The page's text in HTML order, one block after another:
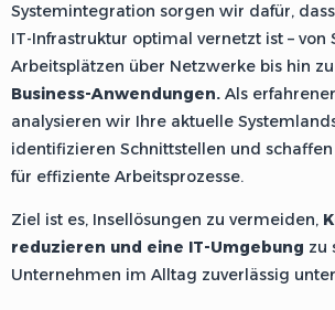
Systemintegration sorgen wir dafür,
IT-Infrastruktur optimal vernetzt ist – von
Arbeitsplätzen über Netzwerke bis hin
Business-Anwendungen. Als
analysieren wir Ihre aktuelle
identifizieren Schnittstellen und
für effiziente Arbeitsprozesse.
Ziel ist es, Insellösungen zu vermeiden,
reduzieren und eine IT-Umgebung zu
Unternehmen im Alltag zuverlässig